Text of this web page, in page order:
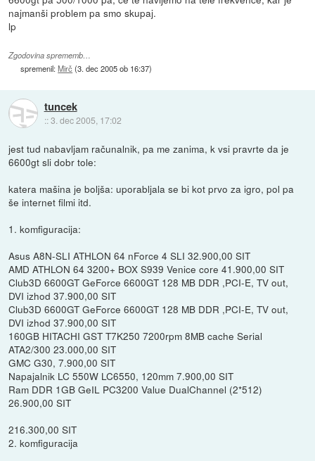
najmanši problem pa smo skupaj.
lp
Zgodovina sprememb…
spremenil:Mirč (3. dec 2005 ob 16:37)
tuncek
::3. dec 2005, 17:02
jest tud nabavljam računalnik, pa me zanima, k vsi pravrte da je
6600gt sli dobr tole:
katera mašina je boljša: uporabljala se bi kot prvo za igro, pol pa
še internet filmi itd.
1. komfiguracija:
Asus A8N-SLI ATHLON 64 nForce 4 SLI 32.900,00 SIT
AMD ATHLON 64 3200+ BOX S939 Venice core 41.900,00 SIT
Club3D 6600GT GeForce 6600GT 128 MB DDR ,PCI-E, TV out,
DVI izhod 37.900,00 SIT
Club3D 6600GT GeForce 6600GT 128 MB DDR ,PCI-E, TV out,
DVI izhod 37.900,00 SIT
160GB HITACHI GST T7K250 7200rpm 8MB cache Serial
ATA2/300 23.000,00 SIT
GMC G30, 7.900,00 SIT
Napajalnik LC 550W LC6550, 120mm 7.900,00 SIT
Ram DDR 1GB GeIL PC3200 Value DualChannel (2*512)
26.900,00 SIT
216.300,00 SIT
2. komfiguracija